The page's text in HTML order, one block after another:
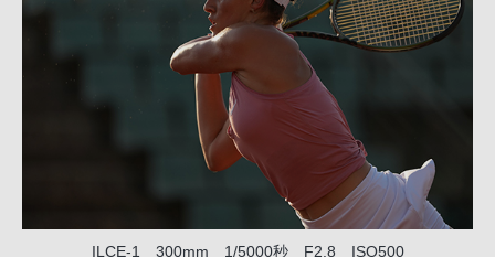
ILCE-1 300mm 1/5000秒 F2.8 ISO500